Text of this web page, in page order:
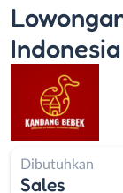
Indonesia
Dibutuhkan
Sales